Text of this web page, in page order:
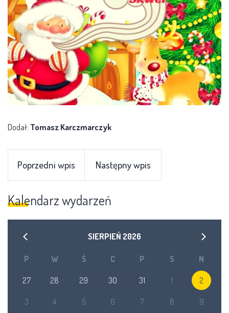
Dodał: Tomasz Karczmarczyk
Poprzedni wpis Następny wpis
Kalendarz wydarzeń
SIERPIEŃ 2026
P W Ś C P S N
27 28 29 30 31 1 2
3 4 5 6 7 8 9